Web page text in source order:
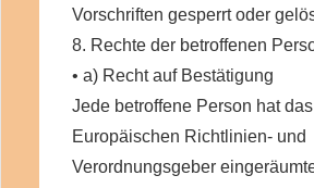
Vorschriften gesperrt oder
8. Rechte der betroffenen
• a) Recht auf Bestätigung
Jede betroffene Person hat
Europäischen Richtlinien- und
Verordnungsgeber